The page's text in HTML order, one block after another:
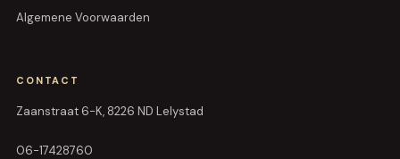
Algemene Voorwaarden
CONTACT
Zaanstraat 6-K, 8226 ND Lelystad
06-17428760